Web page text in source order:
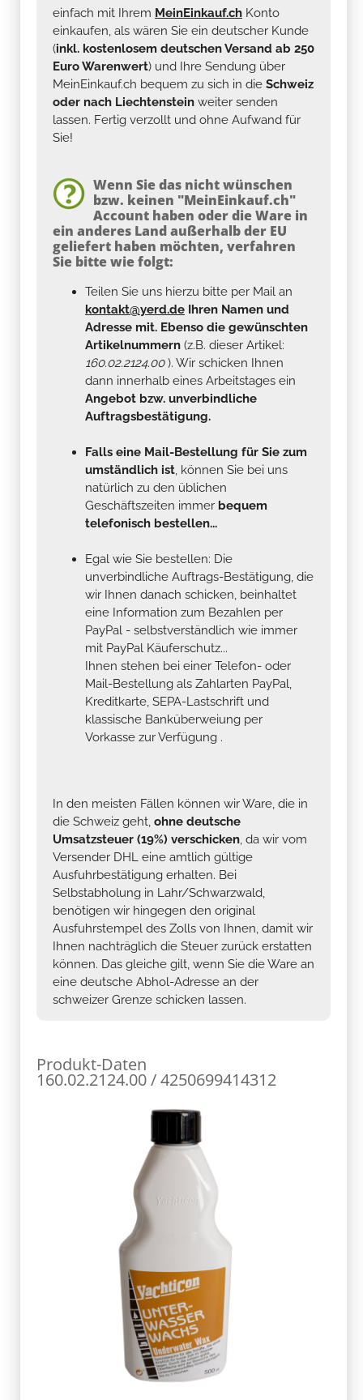
einfach mit Ihrem MeinEinkauf.ch Konto
einkaufen, als wären Sie ein deutscher Kunde
(inkl. kostenlosem deutschen Versand ab 250
Euro Warenwert) und Ihre Sendung über
MeinEinkauf.ch bequem zu sich in die Schweiz
oder nach Liechtenstein weiter senden
lassen. Fertig verzollt und ohne Aufwand für
Sie!
Wenn Sie das nicht wünschen
bzw. keinen "MeinEinkauf.ch"
Account haben oder die Ware in
ein anderes Land außerhalb der EU
geliefert haben möchten, verfahren
Sie bitte wie folgt:
Teilen Sie uns hierzu bitte per Mail an
kontakt@yerd.de Ihren Namen und
Adresse mit. Ebenso die gewünschten
Artikelnummern (z.B. dieser Artikel:
160.02.2124.00). Wir schicken Ihnen
dann innerhalb eines Arbeitstages ein
Angebot bzw. unverbindliche
Auftragsbestätigung.
Falls eine Mail-Bestellung für Sie zum
umständlich ist, können Sie bei uns
natürlich zu den üblichen
Geschäftszeiten immer bequem
telefonisch bestellen...
Egal wie Sie bestellen: Die
unverbindliche Auftrags-Bestätigung, die
wir Ihnen danach schicken, beinhaltet
eine Information zum Bezahlen per
PayPal - selbstverständlich wie immer
mit PayPal Käuferschutz...
Ihnen stehen bei einer Telefon- oder
Mail-Bestellung als Zahlarten PayPal,
Kreditkarte, SEPA-Lastschrift und
klassische Banküberweiung per
Vorkasse zur Verfügung .
In den meisten Fällen können wir Ware, die in
die Schweiz geht, ohne deutsche
Umsatzsteuer (19%) verschicken, da wir vom
Versender DHL eine amtlich gültige
Ausfuhrbestätigung erhalten. Bei
Selbstabholung in Lahr/Schwarzwald,
benötigen wir hingegen den original
Ausfuhrstempel des Zolls von Ihnen, damit wir
Ihnen nachträglich die Steuer zurück erstatten
können. Das gleiche gilt, wenn Sie die Ware an
eine deutsche Abhol-Adresse an der
schweizer Grenze schicken lassen.
Produkt-Daten
160.02.2124.00 / 4250699414312